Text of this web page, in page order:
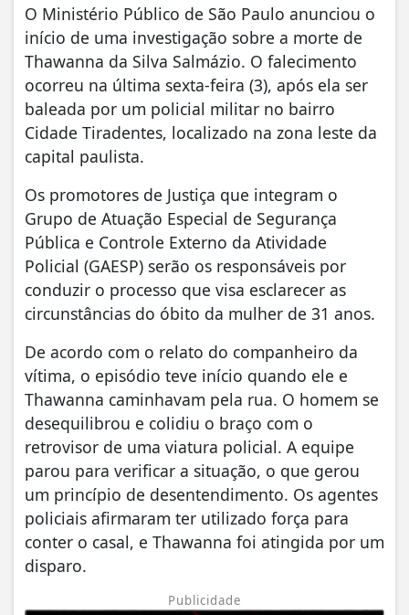
O Ministério Público de São Paulo anunciou o
início de uma investigação sobre a morte de
Thawanna da Silva Salmázio. O falecimento
ocorreu na última sexta-feira (3), após ela ser
baleada por um policial militar no bairro
Cidade Tiradentes, localizado na zona leste da
capital paulista.
Os promotores de Justiça que integram o
Grupo de Atuação Especial de Segurança
Pública e Controle Externo da Atividade
Policial (GAESP) serão os responsáveis por
conduzir o processo que visa esclarecer as
circunstâncias do óbito da mulher de 31 anos.
De acordo com o relato do companheiro da
vítima, o episódio teve início quando ele e
Thawanna caminhavam pela rua. O homem se
desequilibrou e colidiu o braço com o
retrovisor de uma viatura policial. A equipe
parou para verificar a situação, o que gerou
um princípio de desentendimento. Os agentes
policiais afirmaram ter utilizado força para
conter o casal, e Thawanna foi atingida por um
disparo.
Publicidade